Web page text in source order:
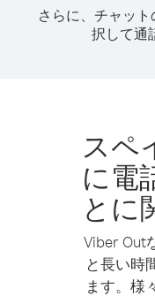
さらに、チャッ
択して通
スペ
に電
とに
Viber Out
と長い時
ます。様